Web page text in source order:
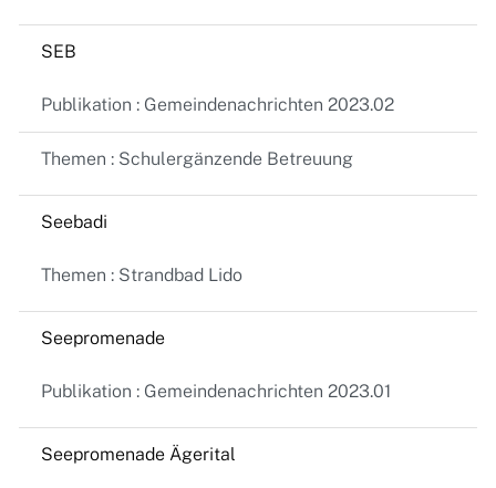
SEB
Publikation : Gemeindenachrichten 2023.02
Themen : Schulergänzende Betreuung
Seebadi
Themen : Strandbad Lido
Seepromenade
Publikation : Gemeindenachrichten 2023.01
Seepromenade Ägerital